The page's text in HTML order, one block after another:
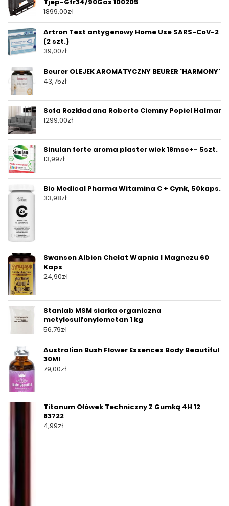
1899,00zł
Artron Test antygenowy Home Use SARS-CoV-2
(2 szt.)
39,00zł
Beurer OLEJEK AROMATYCZNY BEURER 'HARMONY'
43,75zł
Sofa Rozkładana Roberto Ciemny Popiel Halmar
1299,00zł
Sinulan forte aroma plaster wiek 18msc+- 5szt.
13,99zł
Bio Medical Pharma Witamina C + Cynk, 50kaps.
33,98zł
Swanson Albion Chelat Wapnia I Magnezu 60
Kaps
24,90zł
Stanlab MSM siarka organiczna
metylosulfonylometan 1 kg
56,79zł
Australian Bush Flower Essences Body Beautiful
30Ml
79,00zł
Titanum Ołówek Techniczny Z Gumką 4H 12
83722
4,99zł